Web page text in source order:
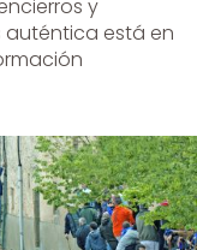
y
auténtica está en